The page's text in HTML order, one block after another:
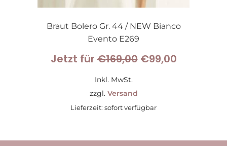
Braut Bolero Gr. 44 / NEW Bianco
Evento E269
Jetzt für€169,00 Ursprünglicher
€169,00
€99,00Aktueller
Inkl. MwSt.
zzgl. Versand
Lieferzeit: sofort verfügbar